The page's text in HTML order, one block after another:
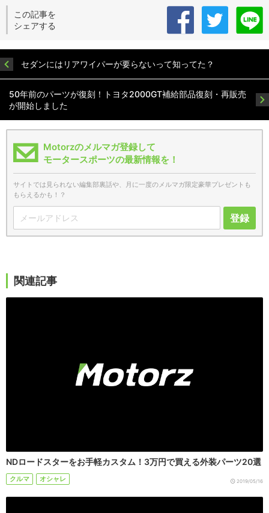
この記事を
シェアする
セダンにはリアワイパーが要らないって知ってた？
50年前のパーツが復刻！トヨタ2000GT補給部品復刻・再販売
が開始しました
Motorzのメルマガ登録して
モータースポーツの最新情報を！
サイトでは見られない編集部裏話や、月に一度のメルマガ限定豪華プレゼントも
もらえるかも！？
登録
関連記事
NDロードスターをお手軽カスタム！3万円で買える外装パーツ20選
クルマ オシャレ 2019/05/16